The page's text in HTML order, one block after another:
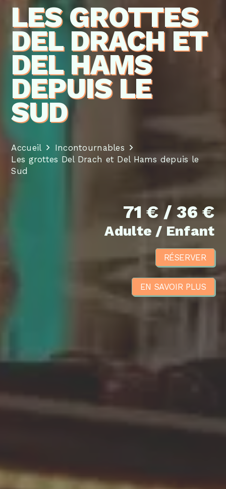
LES GROTTES
DEL DRACH ET
DEL HAMS
DEPUIS LE
SUD
Accueil
Incontournables
Les grottes Del Drach et Del Hams depuis le
Sud
71 € / 36 €
Adulte / Enfant
RÉSERVER
EN SAVOIR PLUS